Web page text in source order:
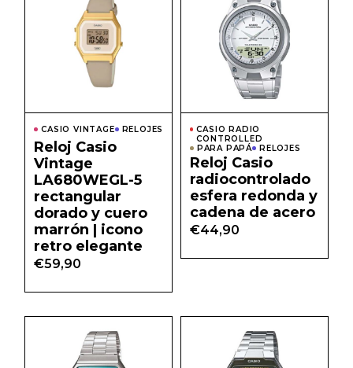
CASIO VINTAGE RELOJES
Reloj Casio
Vintage
LA680WEGL-5
rectangular
dorado y cuero
marrón | icono
retro elegante
€59,90
CASIO RADIO
CONTROLLED
PARA PAPÁ
RELOJES
Reloj Casio
radiocontrolado
esfera redonda y
cadena de acero
€44,90